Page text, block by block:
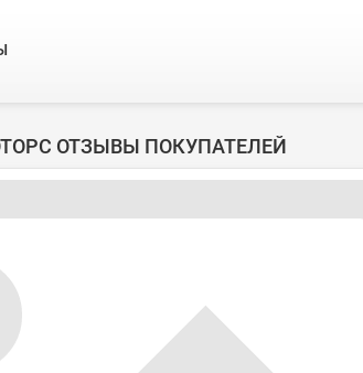
ОТЗЫВЫ ПОКУПАТЕЛЕЙ